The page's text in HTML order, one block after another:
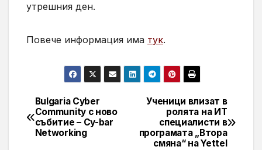
утрешния ден.
Повече информация има тук.
Навигация
Ученици влизат в
ролята на ИТ
специалисти в
програмата „Втора
смяна“ на Yettel
Bulgaria Cyber
Community с ново
събитие – Cy-bar
Networking